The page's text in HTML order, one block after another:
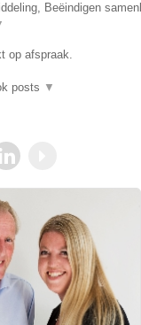
Beëindigen
op afspraak.
posts ▼